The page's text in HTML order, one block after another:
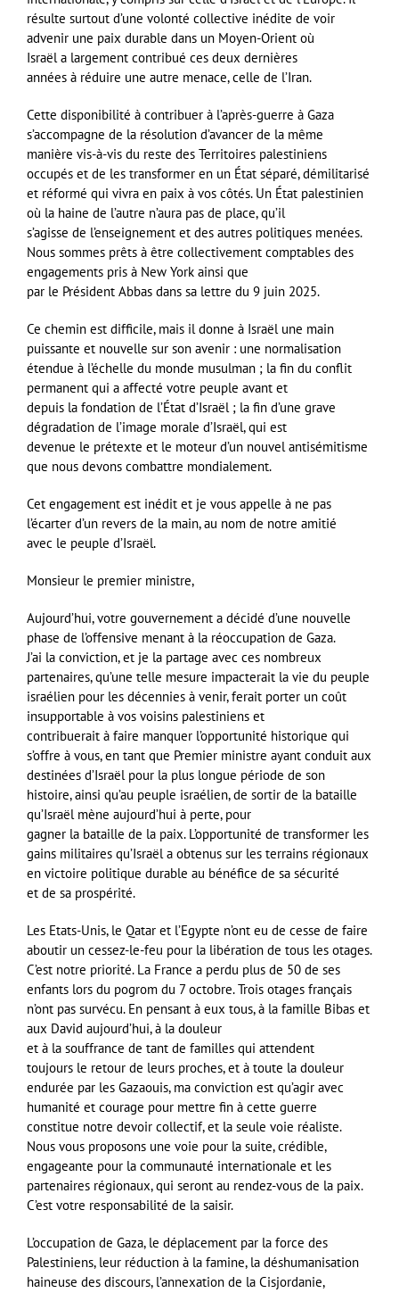
résulte surtout d’une volonté collective inédite de voir
advenir une paix durable dans un Moyen-Orient où
Israël a largement contribué ces deux dernières
années à réduire une autre menace, celle de l’Iran.
Cette disponibilité à contribuer à l’après-guerre à Gaza
s’accompagne de la résolution d’avancer de la même
manière vis-à-vis du reste des Territoires palestiniens
occupés et de les transformer en un État séparé, démilitarisé
et réformé qui vivra en paix à vos côtés. Un État palestinien
où la haine de l’autre n’aura pas de place, qu’il
s’agisse de l’enseignement et des autres politiques menées.
Nous sommes prêts à être collectivement comptables des
engagements pris à New York ainsi que
par le Président Abbas dans sa lettre du 9 juin 2025.
Ce chemin est difficile, mais il donne à Israël une main
puissante et nouvelle sur son avenir : une normalisation
étendue à l’échelle du monde musulman ; la fin du conflit
permanent qui a affecté votre peuple avant et
depuis la fondation de l’État d’Israël ; la fin d’une grave
dégradation de l’image morale d’Israël, qui est
devenue le prétexte et le moteur d’un nouvel antisémitisme
que nous devons combattre mondialement.
Cet engagement est inédit et je vous appelle à ne pas
l’écarter d’un revers de la main, au nom de notre amitié
avec le peuple d’Israël.
Monsieur le premier ministre,
Aujourd’hui, votre gouvernement a décidé d’une nouvelle
phase de l’offensive menant à la réoccupation de Gaza.
J’ai la conviction, et je la partage avec ces nombreux
partenaires, qu’une telle mesure impacterait la vie du peuple
israélien pour les décennies à venir, ferait porter un coût
insupportable à vos voisins palestiniens et
contribuerait à faire manquer l’opportunité historique qui
s’offre à vous, en tant que Premier ministre ayant conduit aux
destinées d’Israël pour la plus longue période de son
histoire, ainsi qu’au peuple israélien, de sortir de la bataille
qu’Israël mène aujourd’hui à perte, pour
gagner la bataille de la paix. L’opportunité de transformer les
gains militaires qu’Israël a obtenus sur les terrains régionaux
en victoire politique durable au bénéfice de sa sécurité
et de sa prospérité.
Les Etats-Unis, le Qatar et l’Egypte n’ont eu de cesse de faire
aboutir un cessez-le-feu pour la libération de tous les otages.
C’est notre priorité. La France a perdu plus de 50 de ses
enfants lors du pogrom du 7 octobre. Trois otages français
n’ont pas survécu. En pensant à eux tous, à la famille Bibas et
aux David aujourd’hui, à la douleur
et à la souffrance de tant de familles qui attendent
toujours le retour de leurs proches, et à toute la douleur
endurée par les Gazaouis, ma conviction est qu’agir avec
humanité et courage pour mettre fin à cette guerre
constitue notre devoir collectif, et la seule voie réaliste.
Nous vous proposons une voie pour la suite, crédible,
engageante pour la communauté internationale et les
partenaires régionaux, qui seront au rendez-vous de la paix.
C’est votre responsabilité de la saisir.
L’occupation de Gaza, le déplacement par la force des
Palestiniens, leur réduction à la famine, la déshumanisation
haineuse des discours, l’annexation de la Cisjordanie,